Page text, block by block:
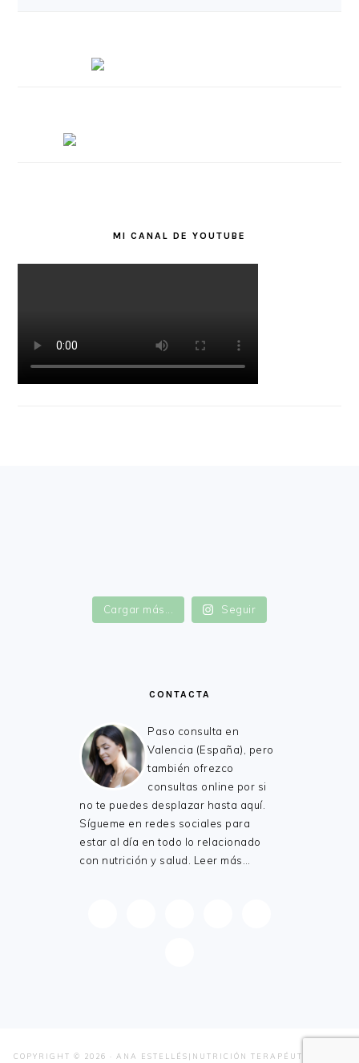
MI CANAL DE YOUTUBE
Cargar más... Seguir
CONTACTA
Paso consulta en
Valencia (España), pero
también ofrezco
consultas online por si
no te puedes desplazar hasta aquí.
Sígueme en redes sociales para
estar al día en todo lo relacionado
con nutrición y salud. Leer más…
COPYRIGHT © 2026 · ANA ESTELLÉS|NUTRICIÓN TERAPÉUTICA. ALL